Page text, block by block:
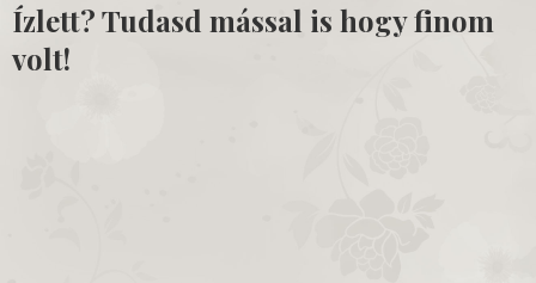
Ízlett? Tudasd mással is hogy finom
volt!